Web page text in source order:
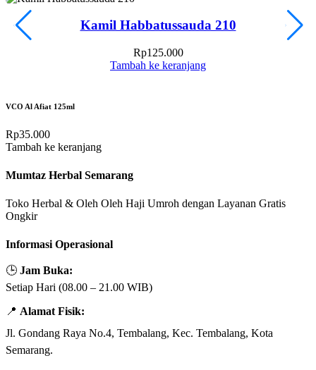
Kamil Habbatussauda 210
Rp125.000
Tambah ke keranjang
VCO Al Afiat 125ml
Rp35.000
Tambah ke keranjang
Mumtaz Herbal Semarang
Toko Herbal & Oleh Oleh Haji Umroh dengan Layanan Gratis
Ongkir
Informasi Operasional
🕒 Jam Buka:
Setiap Hari (08.00 – 21.00 WIB)
📍 Alamat Fisik:
Jl. Gondang Raya No.4, Tembalang, Kec. Tembalang, Kota
Semarang.